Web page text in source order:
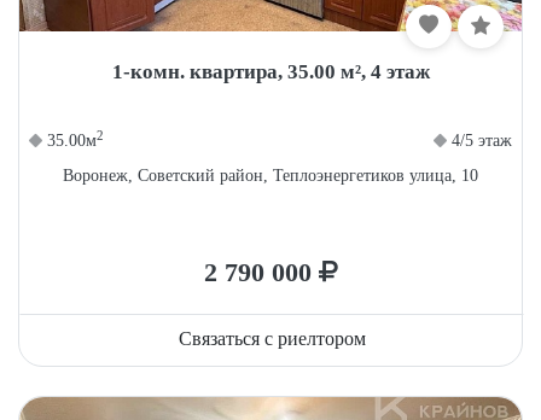
1-комн. квартира, 35.00 м², 4 этаж
35.00м2
4/5 этаж
Воронеж, Советский район, Теплоэнергетиков улица, 10
2 790 000
Связаться с риелтором